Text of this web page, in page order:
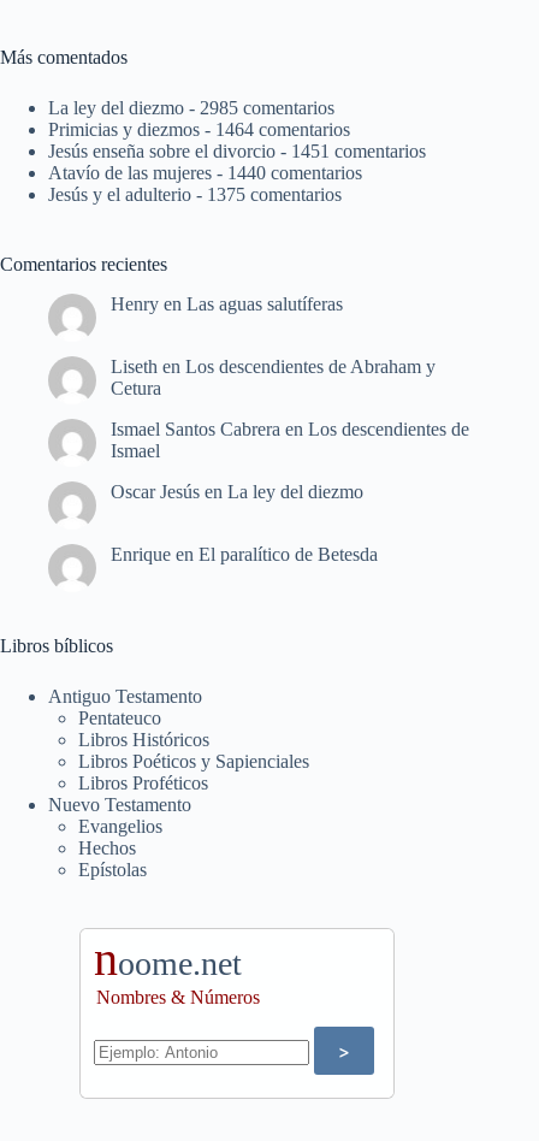
Más comentados
La ley del diezmo - 2985 comentarios
Primicias y diezmos - 1464 comentarios
Jesús enseña sobre el divorcio - 1451 comentarios
Atavío de las mujeres - 1440 comentarios
Jesús y el adulterio - 1375 comentarios
Comentarios recientes
Henry en Las aguas salutíferas
Liseth en Los descendientes de Abraham y
Cetura
Ismael Santos Cabrera en Los descendientes de
Ismael
Oscar Jesús en La ley del diezmo
Enrique en El paralítico de Betesda
Libros bíblicos
Antiguo Testamento
Pentateuco
Libros Históricos
Libros Poéticos y Sapienciales
Libros Proféticos
Nuevo Testamento
Evangelios
Hechos
Epístolas
noome.net
Nombres & Números